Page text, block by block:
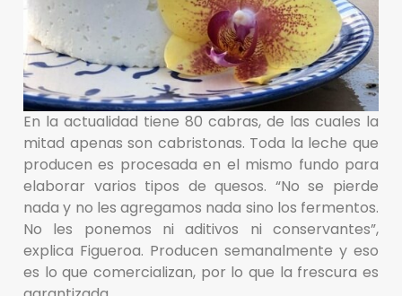
En la actualidad tiene 80 cabras, de las cuales la
mitad apenas son cabristonas. Toda la leche que
producen es procesada en el mismo fundo para
elaborar varios tipos de quesos. “No se pierde
nada y no les agregamos nada sino los fermentos.
No les ponemos ni aditivos ni conservantes”,
explica Figueroa. Producen semanalmente y eso
es lo que comercializan, por lo que la frescura es